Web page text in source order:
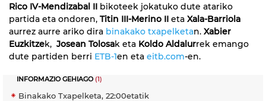
Rico IV-Mendizabal II bikoteek jokatuko dute atariko
partida eta ondoren, Titin III-Merino II eta Xala-Barriola
aurrez aurre ariko dira binakako txapelketan. Xabier
Euzkitzek, Josean Tolosak eta Koldo Aldalurrek emango
dute partiden berri ETB-1en eta eitb.com-en.
INFORMAZIO GEHIAGO(1)
Binakako Txapelketa, 22:00etatik